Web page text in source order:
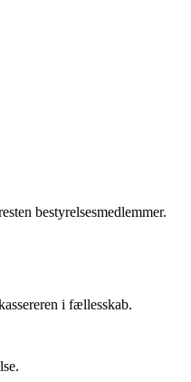
bestyrelsesmedlemmer.
i fællesskab.